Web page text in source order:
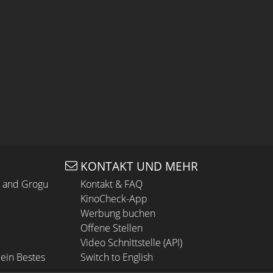
Grogu
Bestes
KONTAKT UND MEHR
Kontakt & FAQ
KinoCheck-App
Werbung buchen
Offene Stellen
Video Schnittstelle (API)
Switch to English